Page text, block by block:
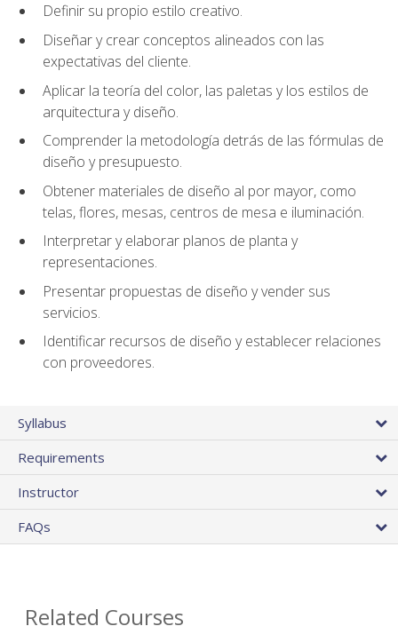
Definir su propio estilo creativo.
Diseñar y crear conceptos alineados con las
expectativas del cliente.
Aplicar la teoría del color, las paletas y los estilos de
arquitectura y diseño.
Comprender la metodología detrás de las fórmulas de
diseño y presupuesto.
Obtener materiales de diseño al por mayor, como
telas, flores, mesas, centros de mesa e iluminación.
Interpretar y elaborar planos de planta y
representaciones.
Presentar propuestas de diseño y vender sus
servicios.
Identificar recursos de diseño y establecer relaciones
con proveedores.
Syllabus
Requirements
Instructor
FAQs
Related Courses